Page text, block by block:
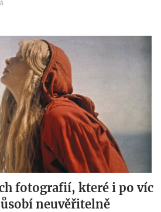
fotografií, které i po víc
neuvěřitelně